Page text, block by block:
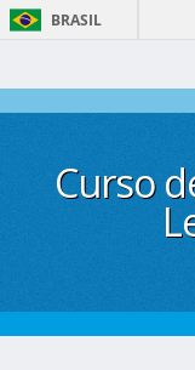
BRASIL
Curso